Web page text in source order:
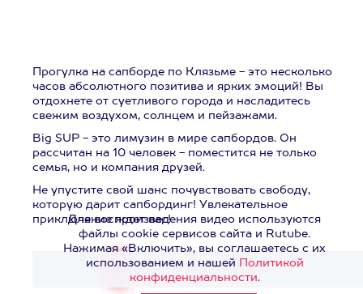
Прогулка на сапборде по Клязьме - это несколько
часов абсолютного позитива и ярких эмоций! Вы
отдохнете от суетливого города и насладитесь
свежим воздухом, солнцем и пейзажами.
Big SUP - это лимузин в мире сапбордов. Он
рассчитан на 10 человек - поместится не только
семья, но и компания друзей.
Не упустите свой шанс почувствовать свободу,
которую дарит сапбординг! Увлекательное
приключение ждет вас!
Смотреть видео>
Для воспроизведения видео используются
файлы cookie сервисов сайта и Rutube.
Нажимая «Включить», вы соглашаетесь с их
использованием и нашей Политикой
конфиденциальности.